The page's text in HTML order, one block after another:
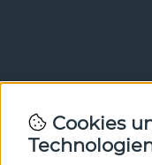
Newsletter
In unserem
Cookies